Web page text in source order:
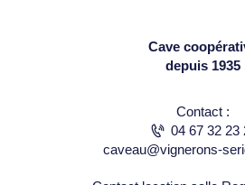
Cave
depuis 1935
Contact :
04 67 32 23
caveau@vignerons-